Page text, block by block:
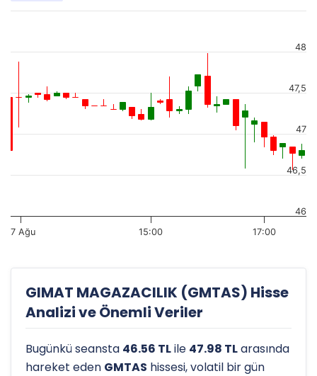
7 Ağu 15:00 17:00
46
46,5
47
47,5
48
GIMAT MAGAZACILIK (GMTAS) Hisse
Analizi ve Önemli Veriler
Bugünkü seansta 46.56 TLile 47.98 TLarasında
hareket eden GMTAS hissesi, volatil bir gün